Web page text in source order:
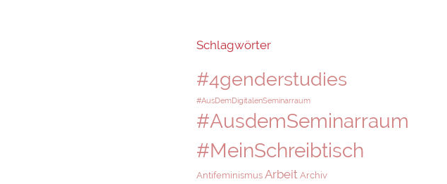
Schlagwörter
#4genderstudies
#AusDemDigitalenSeminarraum
#AusdemSeminarraum
#MeinSchreibtisch
Antifeminismus Arbeit Archiv